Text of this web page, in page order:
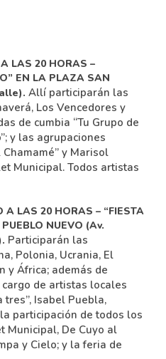
LAS 20 HORAS –
EN LA PLAZA SAN
Allí participarán las
Los Vencedores y
de cumbia “Tu Grupo de
y las agrupaciones
y Marisol
Municipal. Todos artistas
A LAS 20 HORAS – “FIESTA
NUEVO (Av.
Participarán las
Polonia, Ucrania, El
y África; además de
de artistas locales
tres”, Isabel Puebla,
participación de todos los
Municipal, De Cuyo al
y Cielo; y la feria de